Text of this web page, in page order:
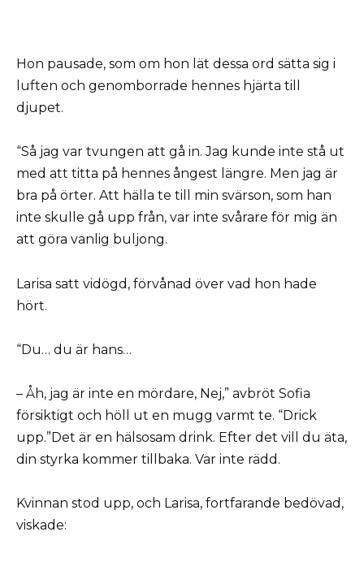
Hon pausade, som om hon lät dessa ord sätta sig i
luften och genomborrade hennes hjärta till
djupet.
“Så jag var tvungen att gå in. Jag kunde inte stå ut
med att titta på hennes ångest längre. Men jag är
bra på örter. Att hälla te till min svärson, som han
inte skulle gå upp från, var inte svårare för mig än
att göra vanlig buljong.
Larisa satt vidögd, förvånad över vad hon hade
hört.
“Du… du är hans…
– Åh, jag är inte en mördare, Nej,” avbröt Sofia
försiktigt och höll ut en mugg varmt te. “Drick
upp.”Det är en hälsosam drink. Efter det vill du äta,
din styrka kommer tillbaka. Var inte rädd.
Kvinnan stod upp, och Larisa, fortfarande bedövad,
viskade: